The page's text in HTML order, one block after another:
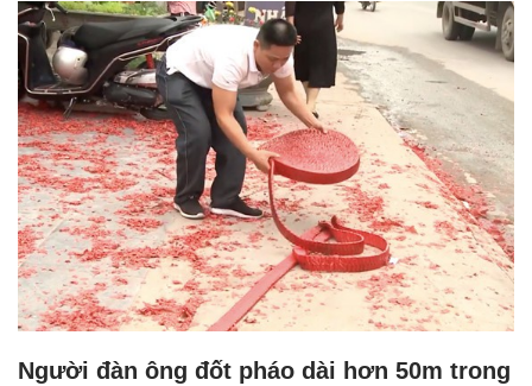
Người đàn ông đốt pháo dài hơn 50m trong